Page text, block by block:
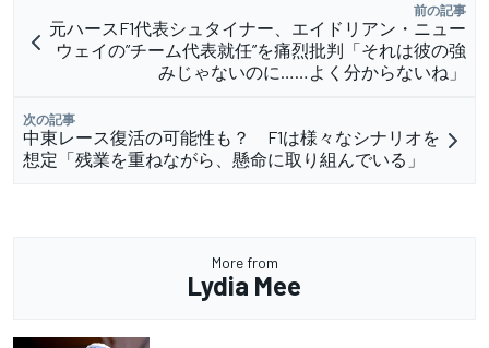
前の記事
元ハースF1代表シュタイナー、エイドリアン・ニュー
ウェイの”チーム代表就任”を痛烈批判「それは彼の強
みじゃないのに……よく分からないね」
次の記事
中東レース復活の可能性も？ F1は様々なシナリオを
想定「残業を重ねながら、懸命に取り組んでいる」
More from
Lydia Mee